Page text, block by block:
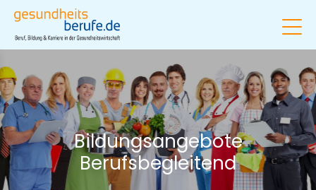
Bildungsangebote
Berufsbegleitend